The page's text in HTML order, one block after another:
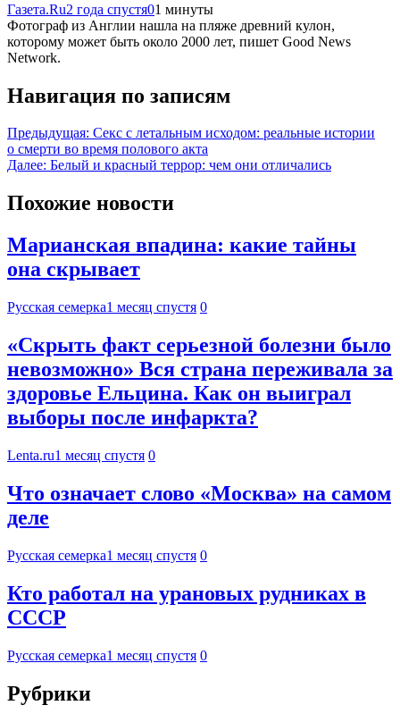
Газета.Ru2 года спустя01 минуты
Фотограф из Англии нашла на пляже древний кулон,
которому может быть около 2000 лет, пишет Good News
Network.
Навигация по записям
Предыдущая: Секс с летальным исходом: реальные истории
о смерти во время полового акта
Далее: Белый и красный террор: чем они отличались
Похожие новости
Марианская впадина: какие тайны
она скрывает
Русская семерка1 месяц спустя 0
«Скрыть факт серьезной болезни было
невозможно» Вся страна переживала за
здоровье Ельцина. Как он выиграл
выборы после инфаркта?
Lenta.ru1 месяц спустя 0
Что означает слово «Москва» на самом
деле
Русская семерка1 месяц спустя 0
Кто работал на урановых рудниках в
СССР
Русская семерка1 месяц спустя 0
Рубрики